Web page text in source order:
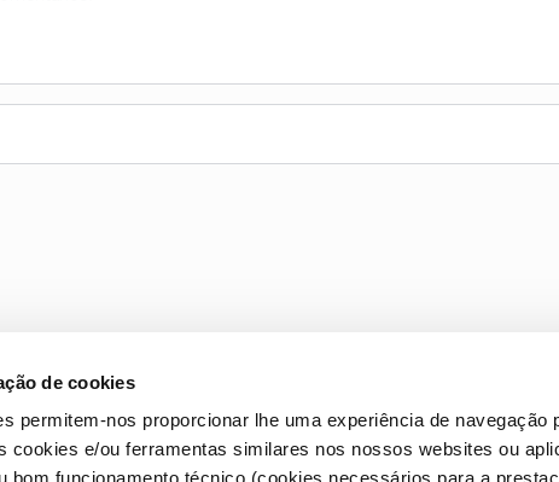
de cookies
permitem-nos proporcionar lhe uma experiência de navegação
cookies e/ou ferramentas similares nos nossos websites ou